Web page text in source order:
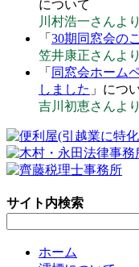
について
川村浩一さんより
「 30期同窓会の
笠井康正さんより
「 同窓会ホーム
しました 」につ
吉川初恵さんより
サイト内検索
ホーム